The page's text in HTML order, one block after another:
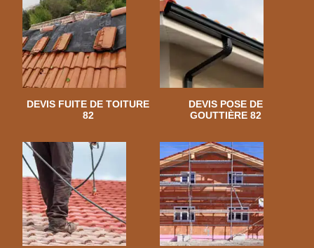
DEVIS FUITE DE TOITURE
82
DEVIS POSE DE
GOUTTIÈRE 82